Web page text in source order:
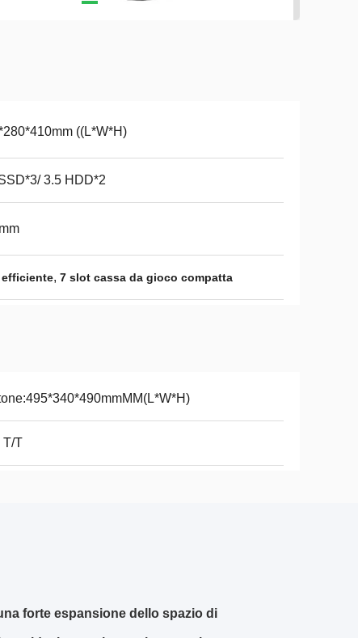
((L*W*H)
3.5 HDD*2
, 7 slot cassa da gioco compatta
T/T
forte espansione dello spazio di